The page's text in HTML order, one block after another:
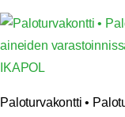
Paloturvakontti •